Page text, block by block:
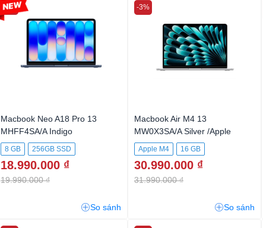
Macbook Neo A18 Pro 13
MHFF4SA/A Indigo
8 GB 256GB SSD
18.990.000 ₫
19.990.000 ₫
-5%
So sánh
Macbook Air M4 13
MW0X3SA/A Silver /Apple
M4/10CPU/10GPU/16GB/512G
BSSD
Apple M4 16 GB
30.990.000 ₫
31.990.000 ₫
-3%
So sánh